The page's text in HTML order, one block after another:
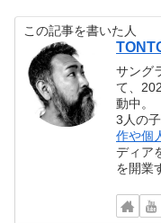
この記事を書いた人
サング
て、
動中。
3人の
作や個
ディア
を開業